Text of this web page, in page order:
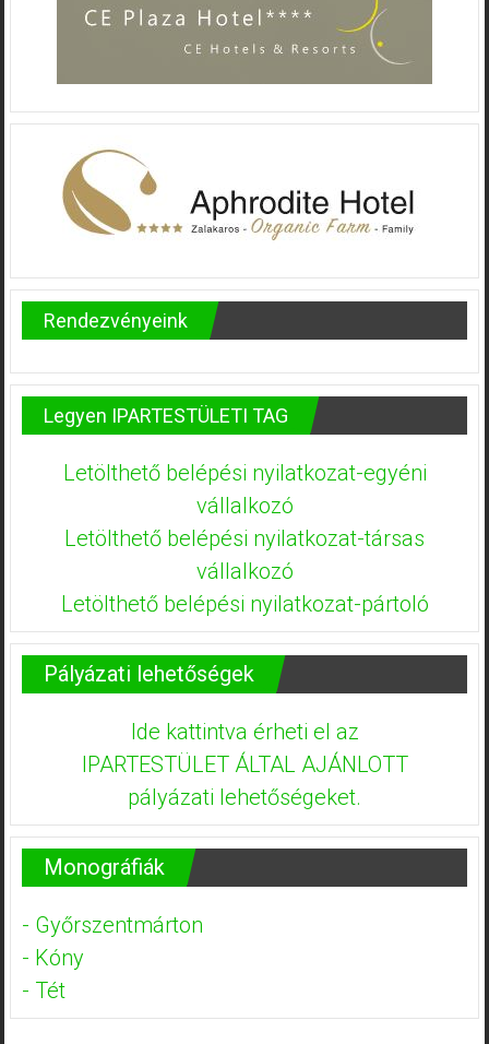
Rendezvényeink
Legyen IPARTESTÜLETI TAG
Letölthető belépési nyilatkozat-egyéni
vállalkozó
Letölthető belépési nyilatkozat-társas
vállalkozó
Letölthető belépési nyilatkozat-pártoló
Pályázati lehetőségek
Ide kattintva érheti el az
IPARTESTÜLET ÁLTAL AJÁNLOTT
pályázati lehetőségeket.
Monográfiák
- Győrszentmárton
- Kóny
- Tét